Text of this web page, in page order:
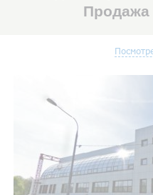
Продажа